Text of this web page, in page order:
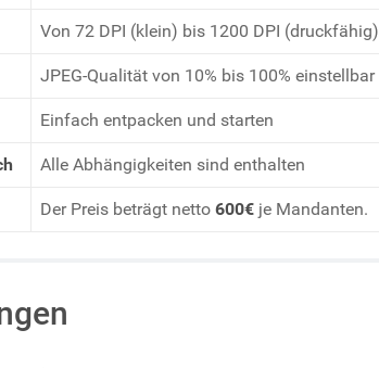
Von 72 DPI (klein) bis 1200 DPI (druckfähig)
JPEG-Qualität von 10% bis 100% einstellbar
Einfach entpacken und starten
Alle Abhängigkeiten sind enthalten
Der Preis beträgt netto 600€ je Mandanten.